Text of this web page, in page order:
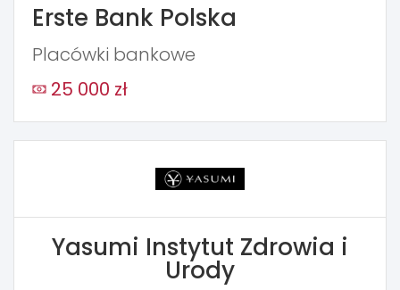
Erste Bank Polska
Placówki bankowe
25 000 zł
Yasumi Instytut Zdrowia i
Urody